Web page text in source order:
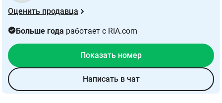
Оценить продавца
Больше года работает с RIA.com
Показать номер
Написать в чат